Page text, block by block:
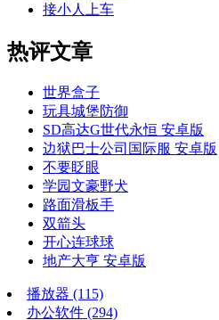
接小人上车
热评文章
世界盒子
玩具城堡防御
SD高达G世代永恒 安卓版
边狱巴士公司国际服 安卓版
不要眨眼
学园文豪野犬
路面滑板手
双箭头
开心连球球
地产大亨 安卓版
播放器 (115)
办公软件 (294)